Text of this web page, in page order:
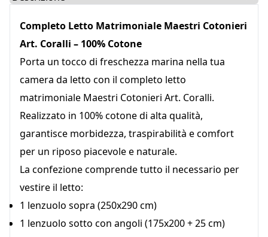
Completo Letto Matrimoniale Maestri Cotonieri
Art. Coralli – 100% Cotone
Porta un tocco di freschezza marina nella tua
camera da letto con il completo letto
matrimoniale Maestri Cotonieri Art. Coralli.
Realizzato in 100% cotone di alta qualità,
garantisce morbidezza, traspirabilità e comfort
per un riposo piacevole e naturale.
La confezione comprende tutto il necessario per
vestire il letto:
1 lenzuolo sopra (250x290 cm)
1 lenzuolo sotto con angoli (175x200 + 25 cm)